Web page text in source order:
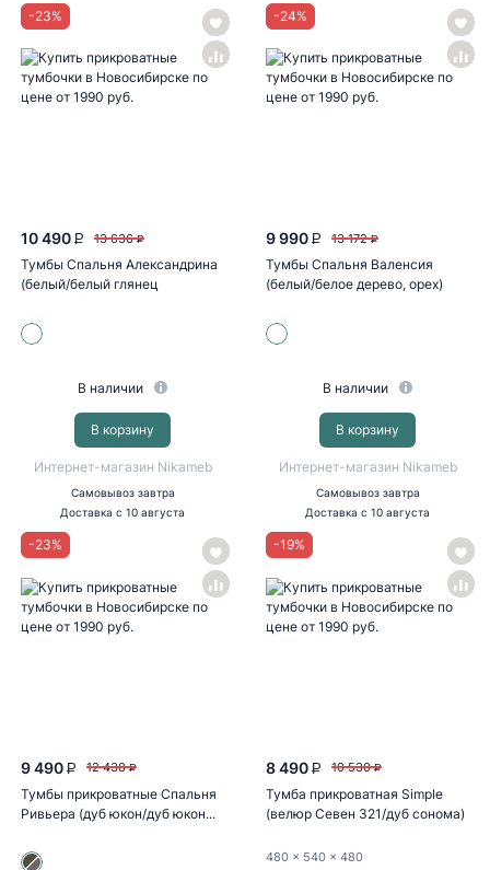
-23%
10 490 P 13 636 P
Тумбы Спальня Александрина
(белый/белый глянец
В наличии
В корзину
Интернет-магазин Nikameb
Самовывоз завтра
Доставка с 10 августа
-24%
9 990 P 13 172 P
Тумбы Спальня Валенсия
(белый/белое дерево, орех)
В наличии
В корзину
Интернет-магазин Nikameb
Самовывоз завтра
Доставка с 10 августа
-23%
9 490 P 12 438 P
Тумбы прикроватные Cпальня
Ривьера (дуб юкон/дуб юкон...
-19%
8 490 P 10 530 P
Тумба прикроватная Simple
(велюр Севен 321/дуб сонома)
480 x 540 x 480